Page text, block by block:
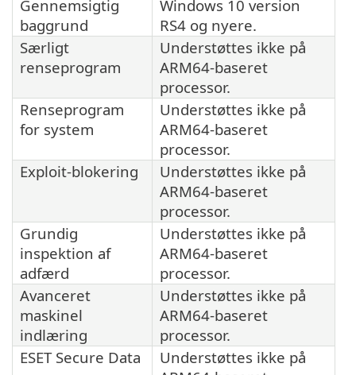
Gennemsigtig
baggrund
Windows 10 version
RS4 og nyere.
Særligt
renseprogram
Understøttes ikke på
ARM64-baseret
processor.
Renseprogram
for system
Understøttes ikke på
ARM64-baseret
processor.
Exploit-blokering
Understøttes ikke på
ARM64-baseret
processor.
Grundig
inspektion af
adfærd
Understøttes ikke på
ARM64-baseret
processor.
Avanceret
maskinel
indlæring
Understøttes ikke på
ARM64-baseret
processor.
ESET Secure Data
Understøttes ikke på